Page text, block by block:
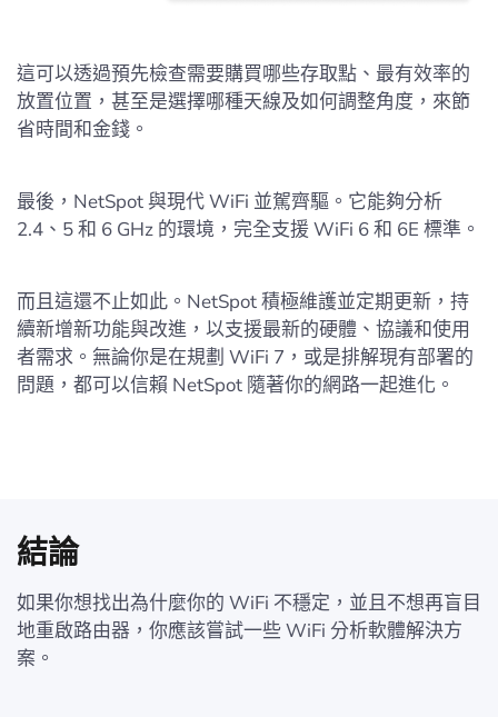
這可以透過預先檢查需要購買哪些存取點、最有效率的
放置位置，甚至是選擇哪種天線及如何調整角度，來節
省時間和金錢。
最後，NetSpot 與現代 WiFi 並駕齊驅。它能夠分析
2.4、5 和 6 GHz 的環境，完全支援 WiFi 6 和 6E 標準。
而且這還不止如此。NetSpot 積極維護並定期更新，持
續新增新功能與改進，以支援最新的硬體、協議和使用
者需求。無論你是在規劃 WiFi 7，或是排解現有部署的
問題，都可以信賴 NetSpot 隨著你的網路一起進化。
結論
如果你想找出為什麼你的 WiFi 不穩定，並且不想再盲目
地重啟路由器，你應該嘗試一些 WiFi 分析軟體解決方
案。